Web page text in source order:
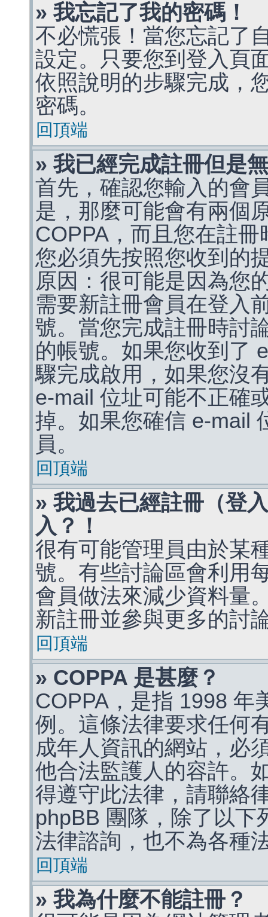
» 我忘記了我的密碼！
不必慌張！當您忘記了
設定。只要您到登入頁
依照說明的步驟完成，
密碼。
回頂端
» 我已經完成註冊但是
首先，確認您輸入的會
是，那麼可能會有兩個
COPPA，而且您在註
您必須先按照您收到的
原因：很可能是因為您
需要新註冊會員在登入
號。當您完成註冊時討
的帳號。如果您收到了
驟完成啟用，如果您沒
e-mail 位址可能不正確
掉。如果您確信 e-mail
員。
回頂端
» 我過去已經註冊（登
入？！
很有可能管理員由於某
號。有些討論區會利用
會員做法來減少資料量
新註冊並參與更多的討
回頂端
» COPPA 是甚麼？
COPPA，是指 1998 年
例。這條法律要求任何
成年人資訊的網站，必
他合法監護人的容許。
得遵守此法律，請聯絡
phpBB 團隊，除了以下
法律諮詢，也不為各種
回頂端
» 我為什麼不能註冊？